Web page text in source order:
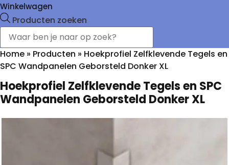
Winkelwagen
Producten zoeken
Home » Producten » Hoekprofiel Zelfklevende Tegels en
SPC Wandpanelen Geborsteld Donker XL
Hoekprofiel Zelfklevende Tegels en SPC
Wandpanelen Geborsteld Donker XL